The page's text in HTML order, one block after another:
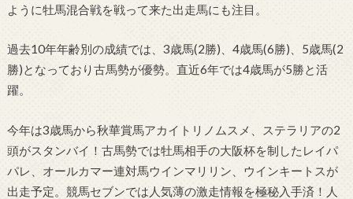
ように牡馬混合戦を戦って来た出走馬にも注目。
過去10年年齢別の成績では、3歳馬(2勝)、4歳馬(6勝)、5歳馬(2
勝)となっており古馬勢が優勢。直近6年では4歳馬が5勝と活
躍。
今年は3歳馬から秋華賞馬アカイトリノムスメ、ステラリアの2
頭がスタンバイ！古馬勢では牡馬相手の大阪杯を制したレイパ
パレ、オールカマー連対馬ウインマリリン、ウインキートスが
出走予定。競馬セブンでは人気薄の激走情報を極秘入手済！人